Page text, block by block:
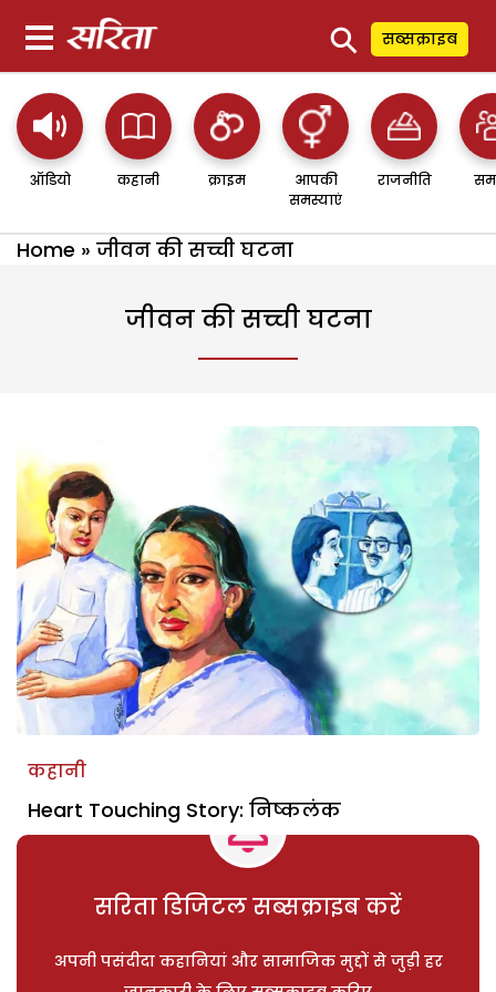
⚲ सब्सक्राइब
ऑडियो कहानी क्राइम
आपकी
समस्याएं
राजनीति
Home » जीवन की सच्ची घटना
जीवन की सच्ची घटना
कहानी
Heart Touching Story: निष्कलंक
सरिता डिजिटल सब्सक्राइब करें
अपनी पसंदीदा कहानियां और सामाजिक मुद्दों से जुड़ी हर